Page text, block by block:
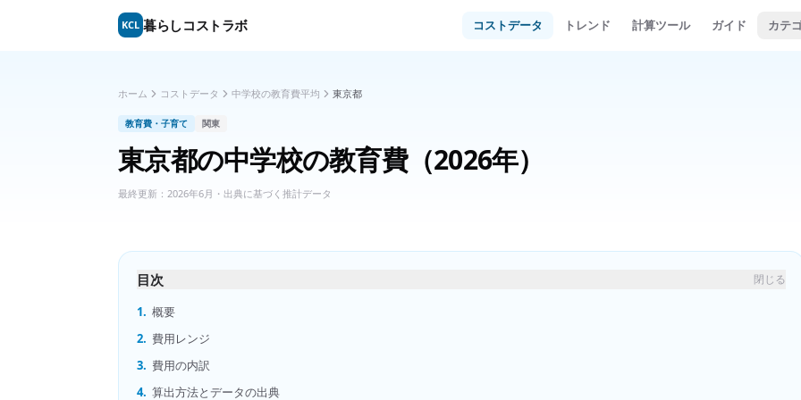
KCL 暮らしコストラボ コストデータ トレンド 計算ツール ガイド カテ
ホーム コストデータ 中学校の教育費平均 東京都
教育費・子育て 関東
東京都の中学校の教育費（2026年）
最終更新： 2026年6月 ・出典に基づく推計データ
目次 閉じる
1. 概要
2. 費用レンジ
3. 費用の内訳
4. 算出方法とデータの出典